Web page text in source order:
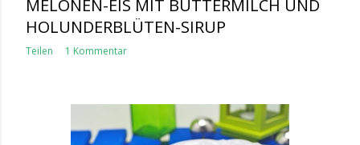
MELONEN-EIS MIT BUTTERMILCH UND
HOLUNDERBLÜTEN-SIRUP
Teilen 1 Kommentar